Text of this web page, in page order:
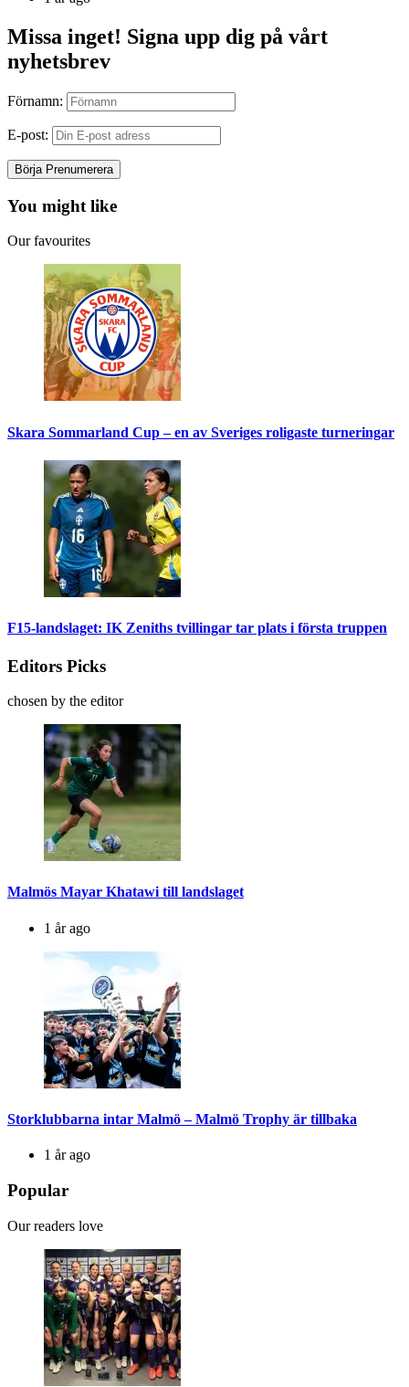
Missa inget! Signa upp dig på vårt
nyhetsbrev
Förnamn:
E-post:
You might like
Our favourites
Skara Sommarland Cup – en av Sveriges roligaste turneringar
F15-landslaget: IK Zeniths tvillingar tar plats i första truppen
Editors Picks
chosen by the editor
Malmös Mayar Khatawi till landslaget
1 år ago
Storklubbarna intar Malmö – Malmö Trophy är tillbaka
1 år ago
Popular
Our readers love